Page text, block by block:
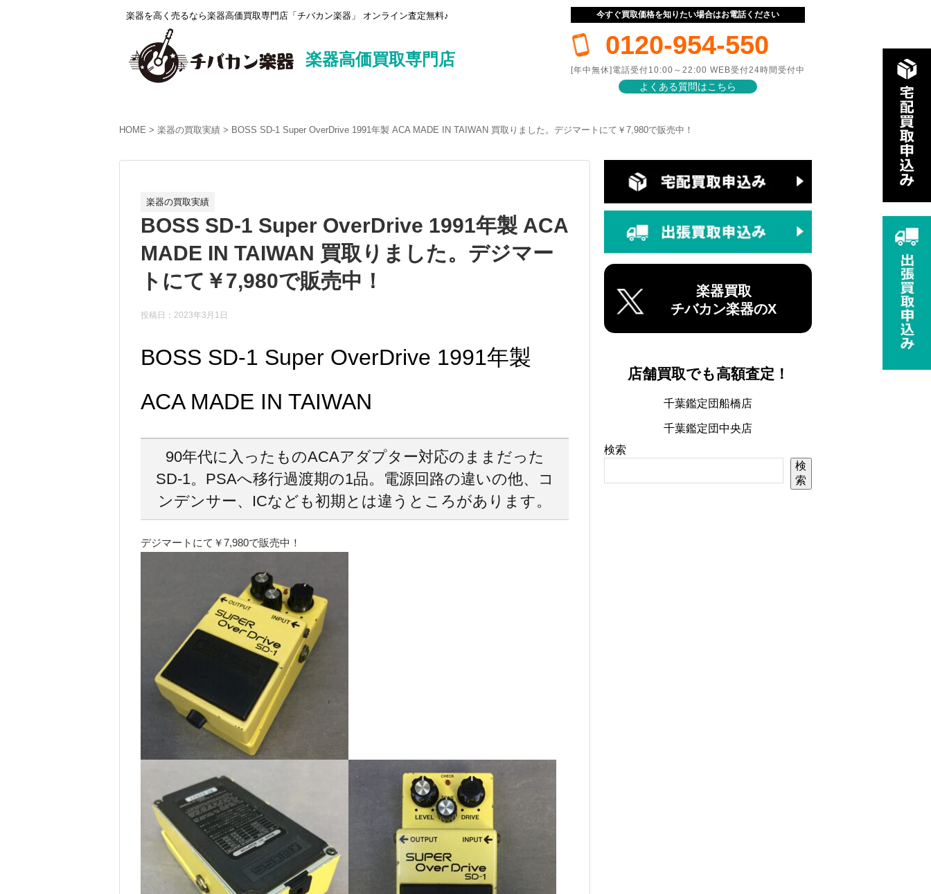
楽器を高く売るなら楽器高価買取専門店「チバカン楽器」 オンライン査定無料♪
楽器高価買取専門店
今すぐ買取価格を知りたい場合はお電話ください
0120-954-550
[年中無休]電話受付10:00～22:00 WEB受付24時間受付中
よくある質問はこちら
HOME 楽器の買取実績 BOSS SD-1 Super OverDrive 1991年製 ACA MADE IN TAIWAN 買取りました。デジマートにて￥7,980で販売中！
楽器の買取実績
BOSS SD-1 Super OverDrive 1991年製 ACA
MADE IN TAIWAN 買取りました。デジマー
トにて￥7,980で販売中！
投稿日：2023年3月1日
BOSS SD-1 Super OverDrive 1991年製
ACA MADE IN TAIWAN
90年代に入ったものACAアダプター対応のままだった
SD-1。PSAへ移行過渡期の1品。電源回路の違いの他、コ
ンデンサー、ICなども初期とは違うところがあります。
デジマートにて￥7,980で販売中！
楽器買取
チバカン楽器のX
店舗買取でも高額査定！
千葉鑑定団船橋店
千葉鑑定団中央店
検索
検
索